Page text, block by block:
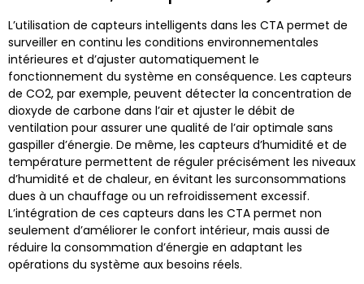
L’utilisation de capteurs intelligents dans les CTA permet de
surveiller en continu les conditions environnementales
intérieures et d’ajuster automatiquement le
fonctionnement du système en conséquence. Les capteurs
de CO2, par exemple, peuvent détecter la concentration de
dioxyde de carbone dans l’air et ajuster le débit de
ventilation pour assurer une qualité de l’air optimale sans
gaspiller d’énergie. De même, les capteurs d’humidité et de
température permettent de réguler précisément les niveaux
d’humidité et de chaleur, en évitant les surconsommations
dues à un chauffage ou un refroidissement excessif.
L’intégration de ces capteurs dans les CTA permet non
seulement d’améliorer le confort intérieur, mais aussi de
réduire la consommation d’énergie en adaptant les
opérations du système aux besoins réels.